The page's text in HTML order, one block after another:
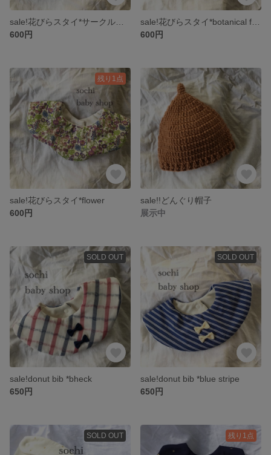
600円
600円
残り1点
sale!花びらスタイ*flower
600円
sale!!どんぐり帽子
展示中
SOLD OUT
sale!donut bib *bheck
650円
SOLD OUT
sale!donut bib *blue stripe
650円
SOLD OUT 残り1点